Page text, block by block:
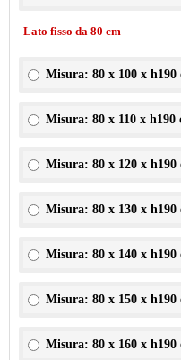
Lato fisso da 80 cm
Misura: 80 x 100 x h190
Misura: 80 x 110 x h190
Misura: 80 x 120 x h190
Misura: 80 x 130 x h190
Misura: 80 x 140 x h190
Misura: 80 x 150 x h190
Misura: 80 x 160 x h190